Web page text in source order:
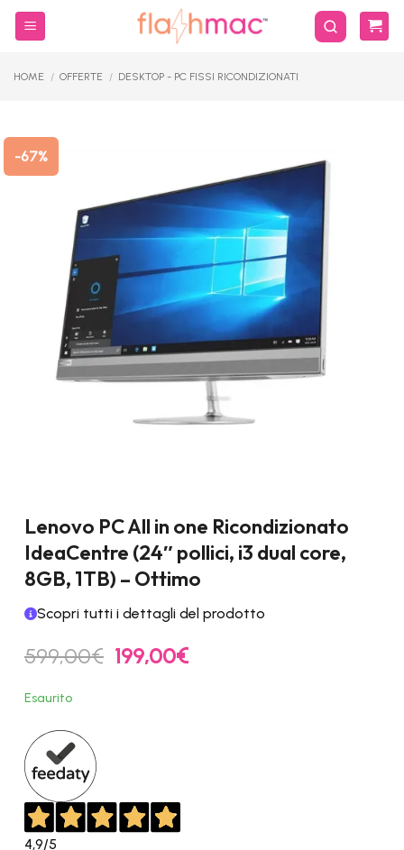
Salta
HOME / OFFERTE / DESKTOP - PC FISSI RICONDIZIONATI
-67%
Lenovo PC All in one Ricondizionato
IdeaCentre (24″ pollici, i3 dual core,
8GB, 1TB) – Ottimo
Scopri tutti i dettagli del prodotto
599,00€ Il
prezzo
199,00€Il
Esaurito
4,9/5